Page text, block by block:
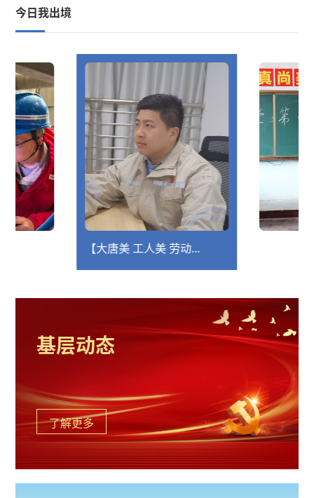
今日我出境
【大唐美 工人美 劳动...
基层动态
了解更多